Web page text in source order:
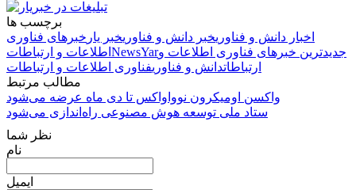
برچسب ها
اخبار دانش و فناوریخبر دانش و فناوریخبر یار خبرهای فناوری
اطلاعات و ارتباطات NewsYarجدیدترین خبرهای فناوری اطلاعات و
ارتباطاتدانش و فناوریفناوری اطلاعات و ارتباطات
مطالب مرتبط
واکسن اومیکرون نوواواکس تا دی ماه عرضه می‌شود
ستاد ملی توسعه هوش مصنوعی راه‌اندازی می‌شود
نظر شما
نام
ایمیل